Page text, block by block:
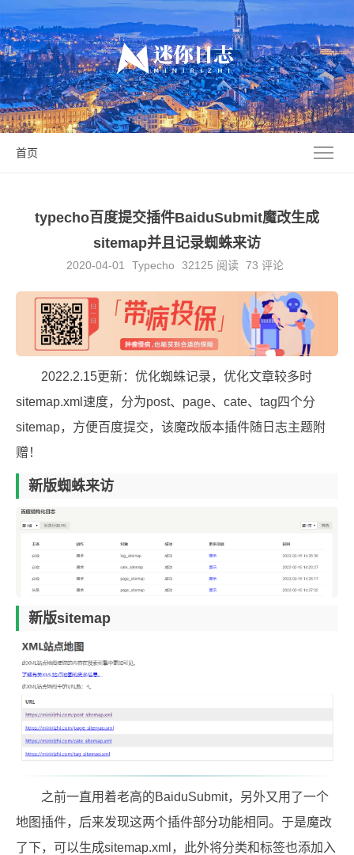
首页
typecho百度提交插件BaiduSubmit魔改生成
sitemap并且记录蜘蛛来访
2020-04-01 Typecho 32125 阅读 73 评论
2022.2.15更新：优化蜘蛛记录，优化文章较多时
sitemap.xml速度，分为post、page、cate、tag四个分
sitemap，方便百度提交，该魔改版本插件随日志主题附
赠！
新版蜘蛛来访
新版sitemap
之前一直用着老高的BaiduSubmit，另外又用了一个
地图插件，后来发现这两个插件部分功能相同。于是魔改
了下，可以生成sitemap.xml，此外将分类和标签也添加入